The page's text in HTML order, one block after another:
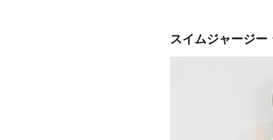
スイムジャージー